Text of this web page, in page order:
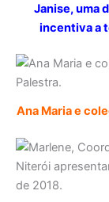
Janise, uma
incentiva a
Ana Maria e